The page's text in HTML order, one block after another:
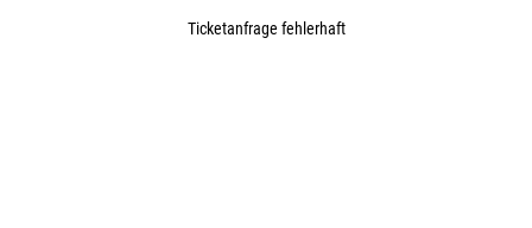
Ticketanfrage fehlerhaft